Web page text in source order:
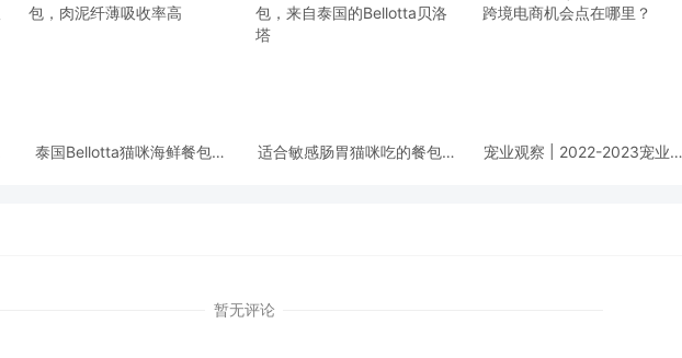
泰国Bellotta猫咪海鲜餐包，
适合敏感肠胃猫咪吃的餐包，
宠业观察 | 2022-2023宠业跨
暂无评论